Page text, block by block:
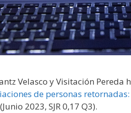
Velasco y Visitación
de personas
2023, SJR 0,17 Q3).